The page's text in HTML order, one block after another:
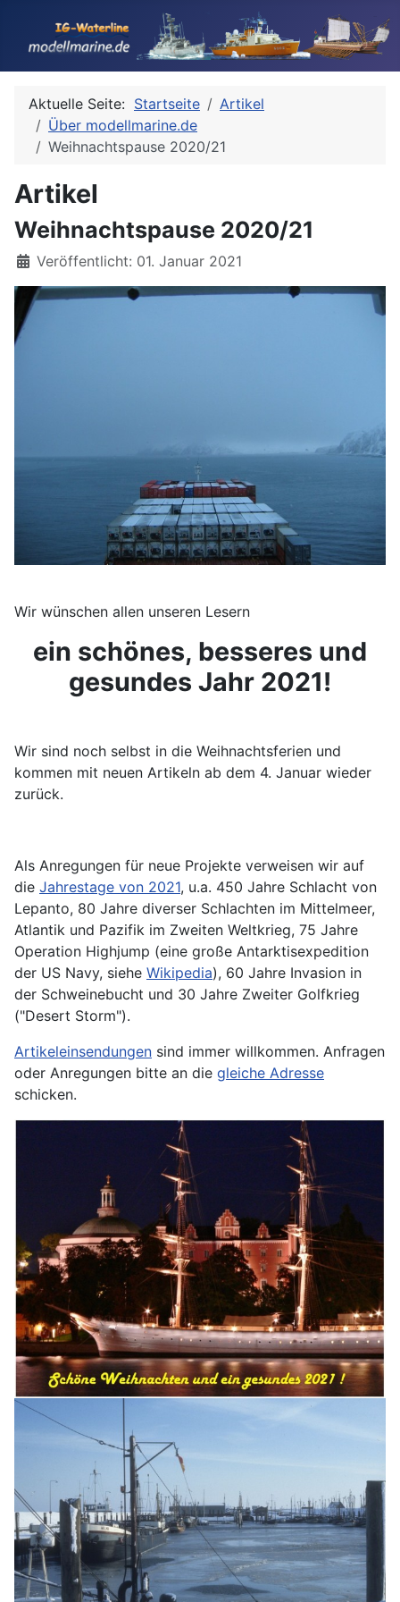
Aktuelle Seite: Startseite
Artikel
Über modellmarine.de
Weihnachtspause 2020/21
Artikel
Weihnachtspause 2020/21
Details
Veröffentlicht: 01. Januar 2021
Wir wünschen allen unseren Lesern
ein schönes, besseres und
gesundes Jahr 2021!
Wir sind noch selbst in die Weihnachtsferien und
kommen mit neuen Artikeln ab dem 4. Januar wieder
zurück.
Als Anregungen für neue Projekte verweisen wir auf
die Jahrestage von 2021, u.a. 450 Jahre Schlacht von
Lepanto, 80 Jahre diverser Schlachten im Mittelmeer,
Atlantik und Pazifik im Zweiten Weltkrieg, 75 Jahre
Operation Highjump (eine große Antarktisexpedition
der US Navy, siehe Wikipedia), 60 Jahre Invasion in
der Schweinebucht und 30 Jahre Zweiter Golfkrieg
("Desert Storm").
Artikeleinsendungen sind immer willkommen. Anfragen
oder Anregungen bitte an die gleiche Adresse
schicken.